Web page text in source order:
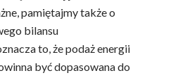
pamiętajmy także o
bilansu
to, że podaż energii
być dopasowana do